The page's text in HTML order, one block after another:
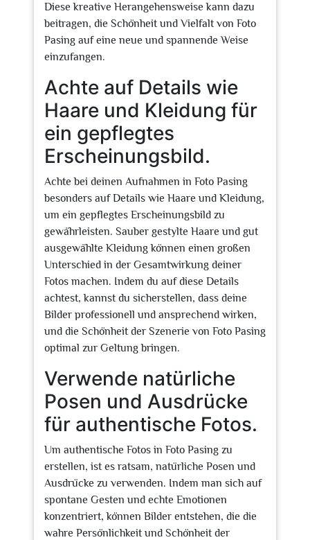
Diese kreative Herangehensweise kann dazu
beitragen, die Schönheit und Vielfalt von Foto
Pasing auf eine neue und spannende Weise
einzufangen.
Achte auf Details wie
Haare und Kleidung für
ein gepflegtes
Erscheinungsbild.
Achte bei deinen Aufnahmen in Foto Pasing
besonders auf Details wie Haare und Kleidung,
um ein gepflegtes Erscheinungsbild zu
gewährleisten. Sauber gestylte Haare und gut
ausgewählte Kleidung können einen großen
Unterschied in der Gesamtwirkung deiner
Fotos machen. Indem du auf diese Details
achtest, kannst du sicherstellen, dass deine
Bilder professionell und ansprechend wirken,
und die Schönheit der Szenerie von Foto Pasing
optimal zur Geltung bringen.
Verwende natürliche
Posen und Ausdrücke
für authentische Fotos.
Um authentische Fotos in Foto Pasing zu
erstellen, ist es ratsam, natürliche Posen und
Ausdrücke zu verwenden. Indem man sich auf
spontane Gesten und echte Emotionen
konzentriert, können Bilder entstehen, die die
wahre Persönlichkeit und Schönheit der